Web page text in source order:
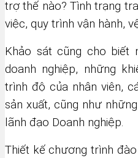
trợ thế nào? Tình trạng
việc, quy trình vận hành,
Khảo sát cũng cho biết
doanh nghiệp, những
trình độ của nhân viên,
sản xuất, cũng như
lãnh đạo Doanh nghiệp.
Thiết kế chương trình